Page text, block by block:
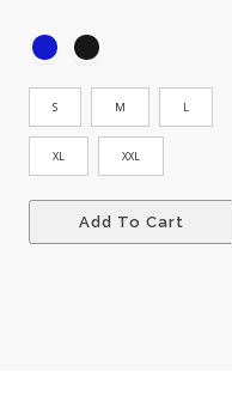
S M L
XL XXL
Add To Cart